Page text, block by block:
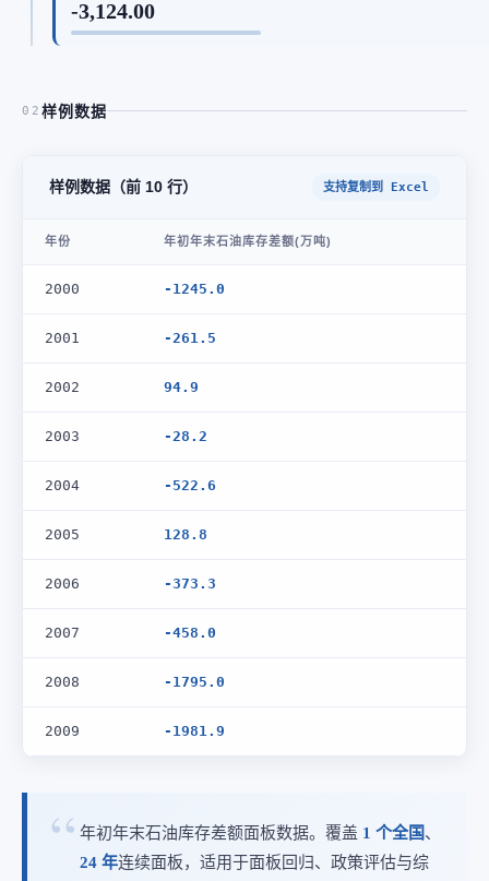
-3,124.00
02 样例数据
样例数据（前 10 行） 支持复制到 Excel
年份 年初年末石油库存差额(万吨)
2000 -1245.0
2001 -261.5
2002 94.9
2003 -28.2
2004 -522.6
2005 128.8
2006 -373.3
2007 -458.0
2008 -1795.0
2009 -1981.9
年初年末石油库存差额面板数据。覆盖 1 个全国、
24 年连续面板，适用于面板回归、政策评估与综